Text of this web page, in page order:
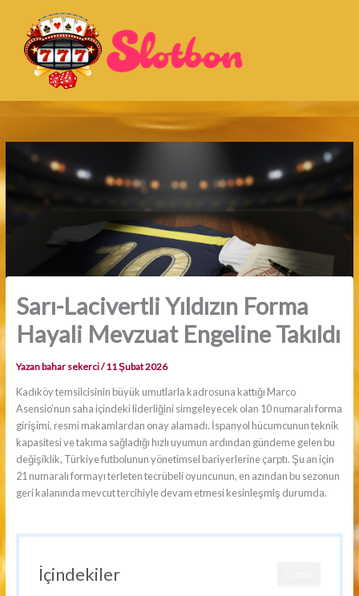
Sarı-Lacivertli Yıldızın Forma
Hayali Mevzuat Engeline Takıldı
Yazan bahar sekerci/11 Şubat 2026
Kadıköy temsilcisinin büyük umutlarla kadrosuna kattığı Marco
Asensio’nun saha içindeki liderliğini simgeleyecek olan 10 numaralı forma
girişimi, resmi makamlardan onay alamadı. İspanyol hücumcunun teknik
kapasitesi ve takıma sağladığı hızlı uyumun ardından gündeme gelen bu
değişiklik, Türkiye futbolunun yönetimsel bariyerlerine çarptı. Şu an için
21 numaralı formayı terleten tecrübeli oyuncunun, en azından bu sezonun
geri kalanında mevcut tercihiyle devam etmesi kesinleşmiş durumda.
İçindekiler